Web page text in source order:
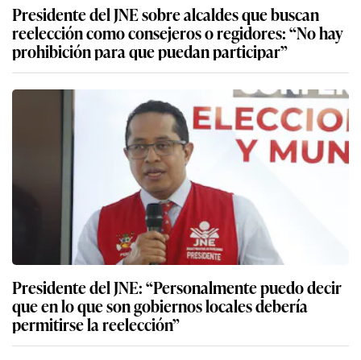
Presidente del JNE sobre alcaldes que buscan
reelección como consejeros o regidores: “No hay
prohibición para que puedan participar”
Presidente del JNE: “Personalmente puedo decir
que en lo que son gobiernos locales debería
permitirse la reelección”